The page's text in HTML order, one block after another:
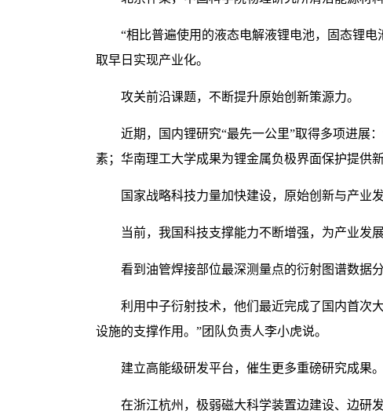
“相比普遍使用的液态电解液锂电池，固态锂
取早日实现产业化。
攻关前沿课题，不断提升原始创新策源力。
近期，国内锂研究“最先一公里”取得多项进展
素；华南理工大学成果为锂金属负极界面保护提
国家战略科技力量加快建设，原始创新与产业
当前，我国科技支撑能力不断增强，为产业发
看到油管焊接部位最深测量点的衍射图谱数据
利用中子衍射技术，他们最近完成了国内首次
设施的支撑作用。”团队负责人李小虎说。
建立高能级研发平台，催生更多重磅研究成果。
在浙江杭州，极弱磁大科学装置边建设、边研